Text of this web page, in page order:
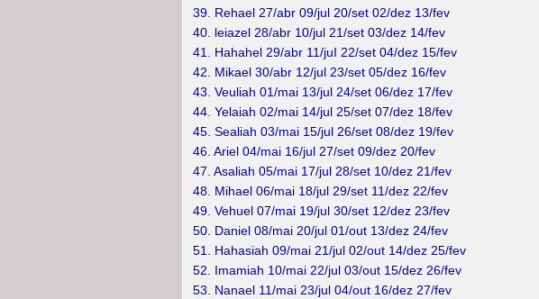
39. Rehael 27/abr 09/jul 20/set 02/dez 13/fev
40. leiazel 28/abr 10/jul 21/set 03/dez 14/fev
41. Hahahel 29/abr 11/juI 22/set 04/dez 15/fev
42. Mikael 30/abr 12/jul 23/set 05/dez 16/fev
43. Veuliah 01/mai 13/jul 24/set 06/dez 17/fev
44. Yelaiah 02/mai 14/jul 25/set 07/dez 18/fev
45. Sealiah 03/mai 15/jul 26/set 08/dez 19/fev
46. Ariel 04/mai 16/jul 27/set 09/dez 20/fev
47. Asaliah 05/mai 17/jul 28/set 10/dez 21/fev
48. Mihael 06/mai 18/jul 29/set 11/dez 22/fev
49. Vehuel 07/mai 19/jul 30/set 12/dez 23/fev
50. Daniel 08/mai 20/jul 01/out 13/dez 24/fev
51. Hahasiah 09/mai 21/jul 02/out 14/dez 25/fev
52. Imamiah 10/mai 22/jul 03/out 15/dez 26/fev
53. Nanael 11/mai 23/jul 04/out 16/dez 27/fev